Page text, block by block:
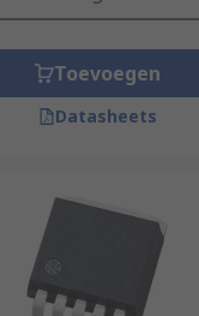
Toevoegen
Datasheets